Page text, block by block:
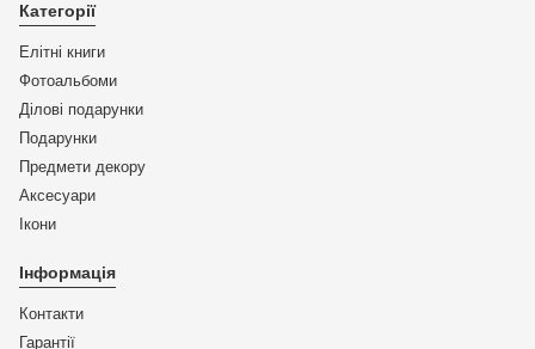
Категорії
Елітні книги
Фотоальбоми
Ділові подарунки
Подарунки
Предмети декору
Аксесуари
Ікони
Інформація
Контакти
Гарантії